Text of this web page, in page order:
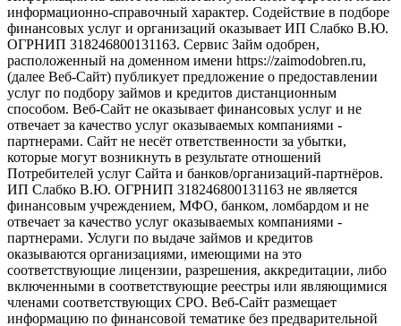
информационно-справочный характер. Содействие в подборе
финансовых услуг и организаций оказывает ИП Слабко В.Ю.
ОГРНИП 318246800131163. Сервис Займ одобрен,
расположенный на доменном имени https://zaimodobren.ru,
(далее Веб-Сайт) публикует предложение о предоставлении
услуг по подбору займов и кредитов дистанционным
способом. Веб-Сайт не оказывает финансовых услуг и не
отвечает за качество услуг оказываемых компаниями -
партнерами. Сайт не несёт ответственности за убытки,
которые могут возникнуть в результате отношений
Потребителей услуг Сайта и банков/организаций-партнёров.
ИП Слабко В.Ю. ОГРНИП 318246800131163 не является
финансовым учреждением, МФО, банком, ломбардом и не
отвечает за качество услуг оказываемых компаниями -
партнерами. Услуги по выдаче займов и кредитов
оказываются организациями, имеющими на это
соответствующие лицензии, разрешения, аккредитации, либо
включенными в соответствующие реестры или являющимися
членами соответствующих СРО. Веб-Сайт размещает
информацию по финансовой тематике без предварительной